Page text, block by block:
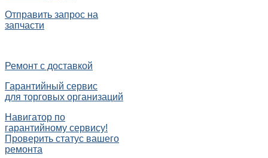
Отправить запрос на
запчасти
Ремонт с доставкой
Гарантийный сервис
для торговых организаций
Навигатор по
гарантийному сервису!
Проверить статус вашего
ремонта